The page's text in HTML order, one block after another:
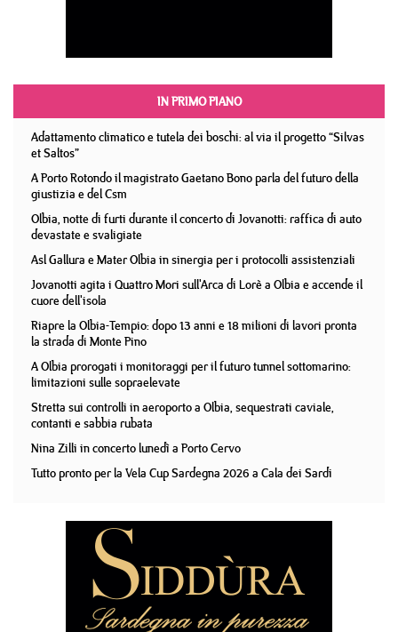
IN PRIMO PIANO
Adattamento climatico e tutela dei boschi: al via il progetto “Silvas
et Saltos”
A Porto Rotondo il magistrato Gaetano Bono parla del futuro della
giustizia e del Csm
Olbia, notte di furti durante il concerto di Jovanotti: raffica di auto
devastate e svaligiate
Asl Gallura e Mater Olbia in sinergia per i protocolli assistenziali
Jovanotti agita i Quattro Mori sull'Arca di Lorè a Olbia e accende il
cuore dell'isola
Riapre la Olbia-Tempio: dopo 13 anni e 18 milioni di lavori pronta
la strada di Monte Pino
A Olbia prorogati i monitoraggi per il futuro tunnel sottomarino:
limitazioni sulle sopraelevate
Stretta sui controlli in aeroporto a Olbia, sequestrati caviale,
contanti e sabbia rubata
Nina Zilli in concerto lunedì a Porto Cervo
Tutto pronto per la Vela Cup Sardegna 2026 a Cala dei Sardi